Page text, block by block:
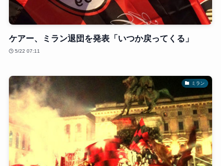
ケアー、ミラン退団を発表「いつか戻ってくる」
5/22 07:11
ミラン